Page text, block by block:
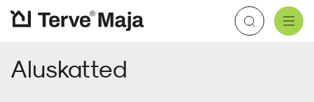
Aluskatted
Katteplaadid
Soojustusvill
Aurutõke
Kaablimansetid
Kipskiudplaat
Aluskatted